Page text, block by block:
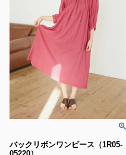
バックリボンワンピース（1R05-